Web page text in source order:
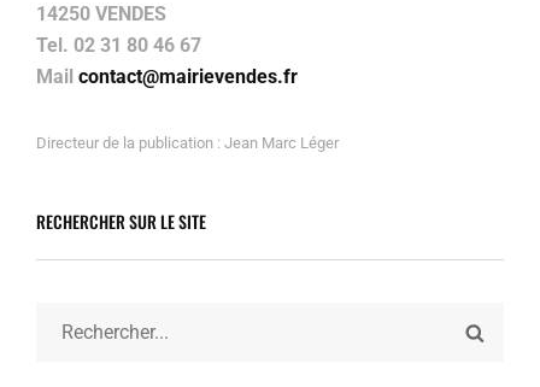
14250 VENDES
Tel. 02 31 80 46 67
Mail contact@mairievendes.fr
Directeur de la publication : Jean Marc Léger
RECHERCHER SUR LE SITE